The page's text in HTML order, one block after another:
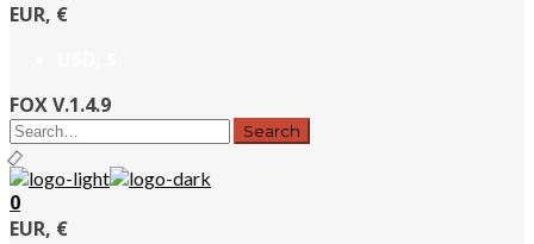
EUR, €
FOX V.1.4.9
0
EUR, €